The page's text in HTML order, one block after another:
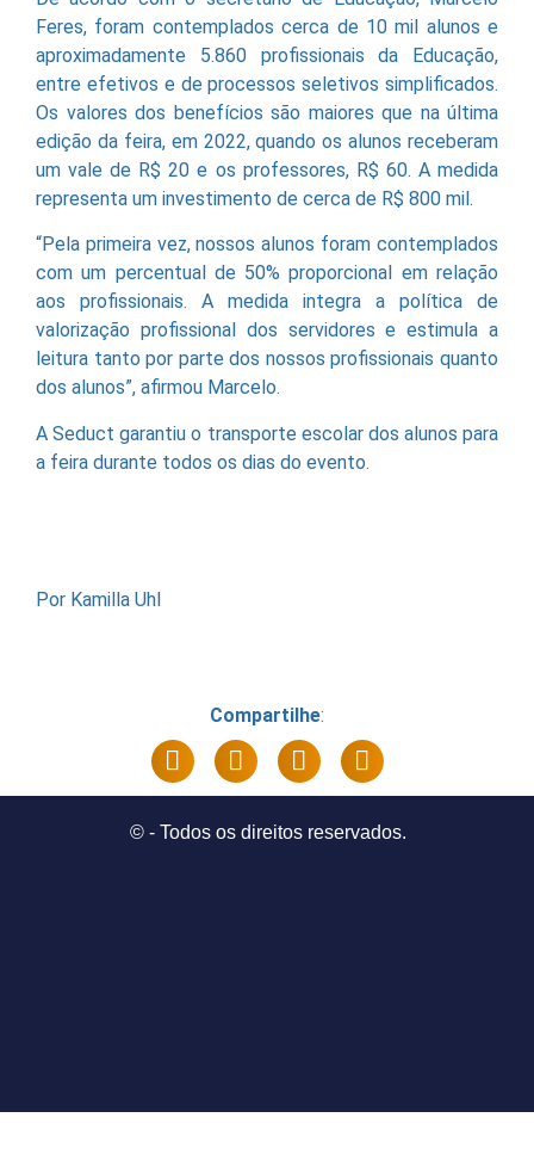
Feres, foram contemplados cerca de 10 mil alunos e
aproximadamente 5.860 profissionais da Educação,
entre efetivos e de processos seletivos simplificados.
Os valores dos benefícios são maiores que na última
edição da feira, em 2022, quando os alunos receberam
um vale de R$ 20 e os professores, R$ 60. A medida
representa um investimento de cerca de R$ 800 mil.
“Pela primeira vez, nossos alunos foram contemplados
com um percentual de 50% proporcional em relação
aos profissionais. A medida integra a política de
valorização profissional dos servidores e estimula a
leitura tanto por parte dos nossos profissionais quanto
dos alunos”, afirmou Marcelo.
A Seduct garantiu o transporte escolar dos alunos para
a feira durante todos os dias do evento.
Por Kamilla Uhl
Compartilhe:
© - Todos os direitos reservados.